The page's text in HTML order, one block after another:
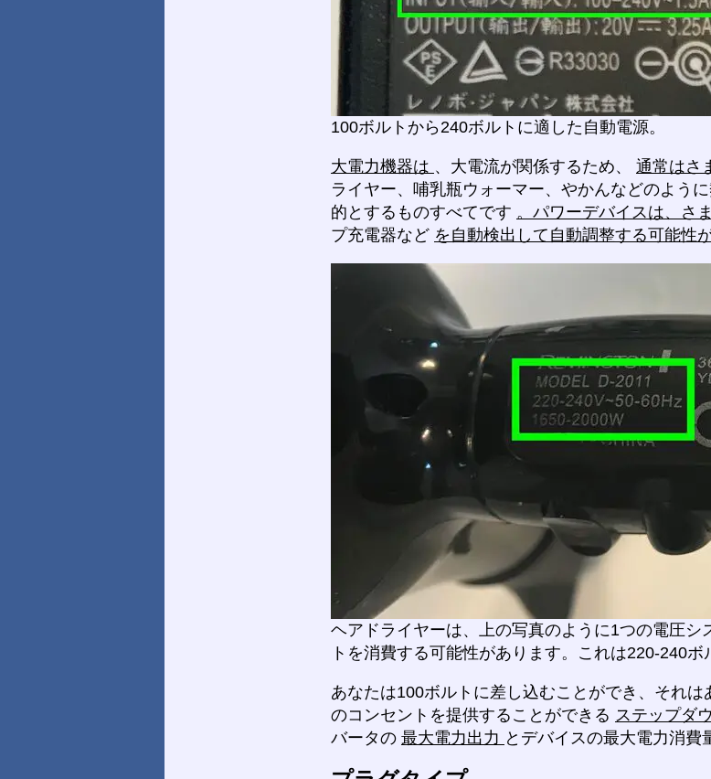
100ボルトから240ボルトに適した自動電源。
大電力機器は 、大電流が関係するため、 通常はさ
ライヤー、哺乳瓶ウォーマー、やかんなどのよう
的とするものすべてです 。パワーデバイスは、さ
プ充電器など を自動検出して自動調整する可能性
ヘアドライヤーは、上の写真のように1つの電圧
トを消費する可能性があります。これは220-240ボ
あなたは100ボルトに差し込むことができ、それ
のコンセントを提供することができる ステップダ
バータの 最大電力出力 とデバイスの最大電力消費